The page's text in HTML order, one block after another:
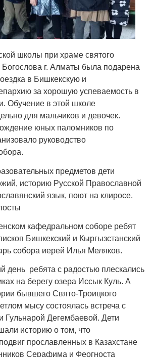
школы при храме святого
г. Алматы была подарена
в Бишкекскую и
за хорошую успеваемость в
Обучение в этой школе
для мальчиков и девочек.
юных паломников по
руководство
предметов дети
историю Русской Православной
язык, поют на клиросе.
кафедральном соборе ребят
Бишкекский и Кыргызстанский
собора иерей Илья Меляков.
день ребята с радостью плескались
на берегу озера Иссык Куль. А
бывшего Свято-Троицкого
мысу состоялась встреча с
Гульнарой Дегембаевой. Дети
историю о том, что
прославленных в Казахстане
Серафима и Феогноста